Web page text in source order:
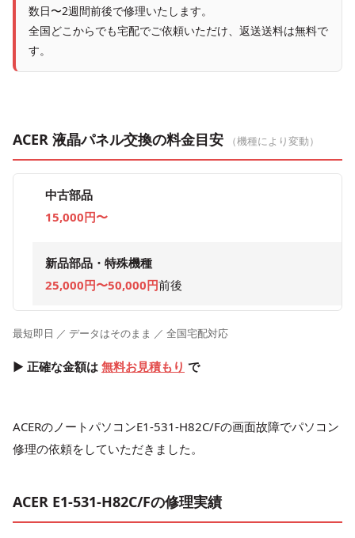
数日〜2週間前後で修理いたします。
全国どこからでも宅配でご依頼いただけ、返送送料は無料で
す。
ACER 液晶パネル交換の料金目安 （機種により変動）
中古部品
15,000円〜
新品部品・特殊機種
25,000円〜50,000円前後
最短即日 ／ データはそのまま ／ 全国宅配対応
▶ 正確な金額は 無料お見積もり で
ACERのノートパソコンE1-531-H82C/Fの画面故障でパソコン
修理の依頼をしていただきました。
ACER E1-531-H82C/Fの修理実績